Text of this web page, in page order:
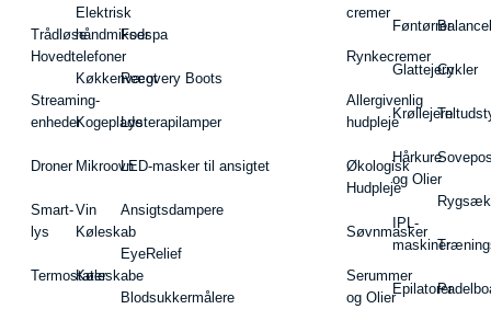
Trådløse
Hovedtelefoner
Streaming-
enheder
Droner
Smart-
lys
Termostater
Elektrisk
håndmikser
Køkkenvægt
Kogeplade
Mikroovn
Vin
Køleskab
Køleskabe
Fodspa
Recovery Boots
Lysterapilamper
LED-masker til ansigtet
Ansigtsdampere
EyeRelief
Blodsukkermålere
cremer
Rynkecremer
Allergivenlig
hudpleje
Økologisk
Hudpleje
Søvnmasker
Serummer
og Olier
Føntørrer
Glattejern
Krøllejern
Hårkure
og Olier
IPL-
maskiner
Epilatorer
Cykler